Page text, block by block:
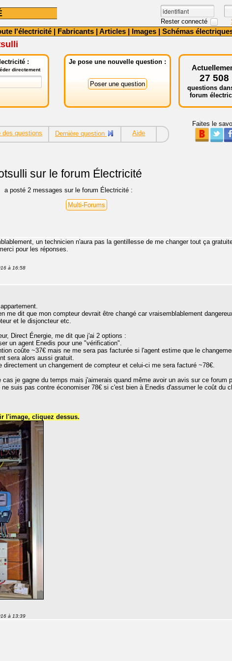
Rester connecté
l'électricité | Fabricants | Articles | Images | Schémas
:
directement
Je pose une nouvelle question :
27 508
questions
forum
des questions Dernière question Aide
Faites le
sur le forum Électricité
a posté 2 messages sur le forum Électricité :
Multi-Forums
un technicien n'aura pas la gentillesse de me changer tout ça
pour les réponses.
à 16:58
me dit que mon compteur devrait être changé car vraisemblablement
et le disjoncteur etc.
Direct Énergie, me dit que j'ai 2 options :
un agent Enedis pour une "vérification".
coûte ~37€ mais ne me sera pas facturée si l'agent estime que le
sera alors aussi gratuit.
directement un changement de compteur et celui-ci me sera facturé ~78€.
cas je gagne du temps mais j'aimerais quand même avoir un avis sur ce forum
suis pas contre économiser 78€ si c'est bien à Enedis d'assumer le coût du
l'image, cliquez dessus.
à 13:39